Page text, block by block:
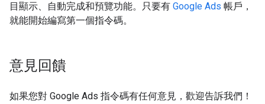
目顯示、自動完成和預覽功能。只要有 Google Ads 帳戶，
就能開始編寫第一個指令碼。
意見回饋
如果您對 Google Ads 指令碼有任何意見，歡迎告訴我們！